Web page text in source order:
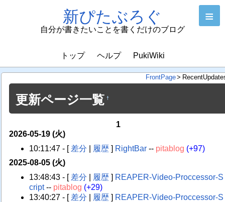
新ぴたぶろぐ
自分が書きたいことを書くだけのブログ
≡
トップ ヘルプ PukiWiki
FrontPage>
更新ページ一覧 †
1
2026-05-19 (火)
10:11:47 - [ 差分 履歴 ] RightBar -- pitablog (+97)
2025-08-05 (火)
13:48:43 - [ 差分 履歴 ] REAPER-Video-Proccessor-S
cript-- pitablog (+29)
13:40:27 - [ 差分 履歴 ] REAPER-Video-Proccessor-S